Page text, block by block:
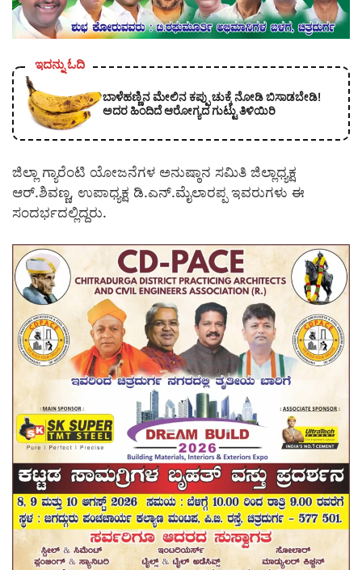
ಇದನ್ನು ಓದಿ
ಬಾಳೆಹಣ್ಣಿನ ಮೇಲಿನ ಕಪ್ಪು ಚುಕ್ಕೆ ನೋಡಿ ಬಿಸಾಡಬೇಡಿ!
ಅದರ ಹಿಂದಿದೆ ಆರೋಗ್ಯದ ಗುಟ್ಟು ತಿಳಿಯಿರಿ
ಜಿಲ್ಲಾ ಗ್ಯಾರೆಂಟಿ ಯೋಜನೆಗಳ ಅನುಷ್ಠಾನ ಸಮಿತಿ ಜಿಲ್ಲಾಧ್ಯಕ್ಷ
ಆರ್.ಶಿವಣ್ಣ, ಉಪಾಧ್ಯಕ್ಷ ಡಿ.ಎನ್.ಮೈಲಾರಪ್ಪ ಇವರುಗಳು ಈ
ಸಂದರ್ಭದಲ್ಲಿದ್ದರು.